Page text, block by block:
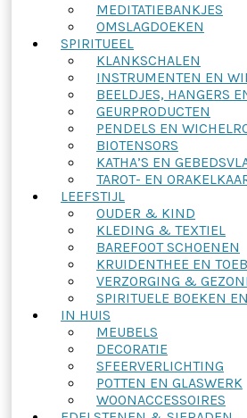
MEDITATIEBANKJES
OMSLAGDOEKEN
SPIRITUEEL
KLANKSCHALEN
INSTRUMENTEN EN
BEELDJES, HANGERS
GEURPRODUCTEN
PENDELS EN
BIOTENSORS
KATHA’S EN
TAROT- EN
LEEFSTIJL
OUDER & KIND
KLEDING & TEXTIEL
BAREFOOT SCHOENEN
KRUIDENTHEE EN
VERZORGING &
SPIRITUELE BOEKEN
IN HUIS
MEUBELS
DECORATIE
SFEERVERLICHTING
POTTEN EN GLASWERK
WOONACCESSOIRES